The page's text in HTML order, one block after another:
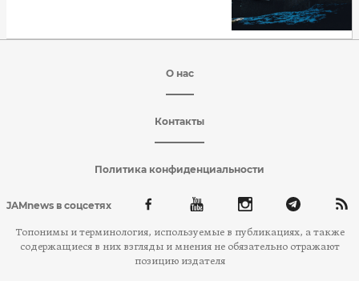
О нас
Контакты
Политика конфиденциальности
JAMnews в соцсетях
Топонимы и терминология, используемые в публикациях, а также
содержащиеся в них взгляды и мнения не обязательно отражают
позицию издателя